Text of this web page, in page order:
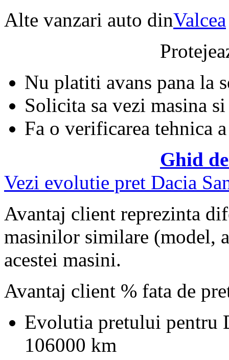
Alte vanzari auto dinValcea
Nu platiti avans pana la
Solicita sa vezi masina si
Fa o verificarea tehnica
Ghid
Vezi evolutie pret Dacia
Avantaj client reprezinta
masinilor similare (model,
acestei masini.
Avantaj client % fata de
Evolutia pretului pentru
106000 km